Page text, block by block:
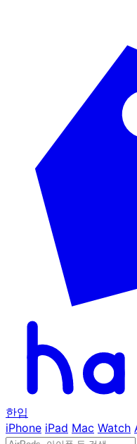
한입
iPhone iPad Mac Watch